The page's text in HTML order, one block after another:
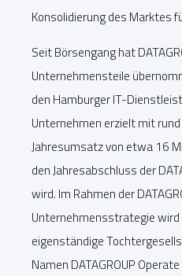
Konsolidierung des Marktes
Seit Börsengang hat
Unternehmensteile
den Hamburger IT-
Unternehmen erzielt mit
Jahresumsatz von etwa 16
den Jahresabschluss der
wird. Im Rahmen der
Unternehmensstrategie
eigenständige
Namen DATAGROUP